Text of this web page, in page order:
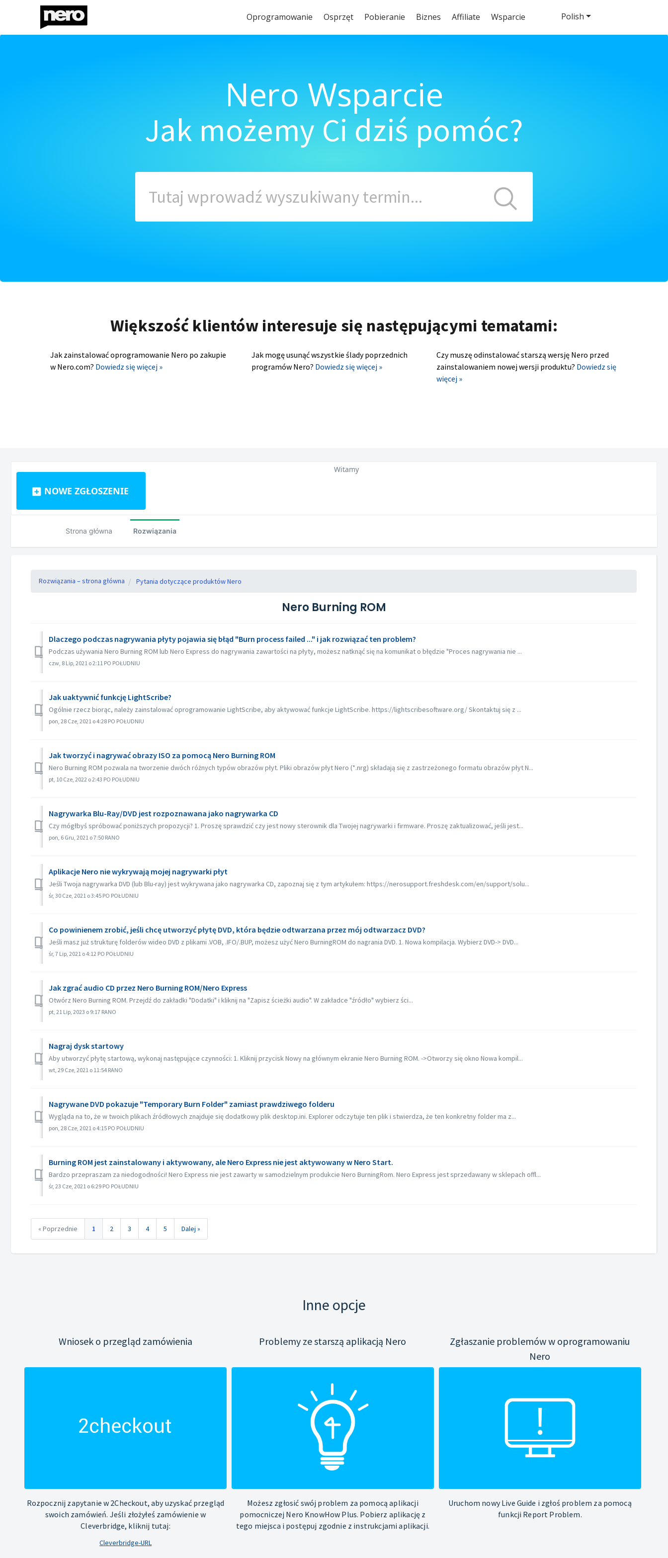
Oprogramowanie Osprzęt Pobieranie Biznes Affiliate Wsparcie
Nero Wsparcie
Jak możemy Ci dziś pomóc?
Większość klientów interesuje się następującymi tematami:
Jak zainstalować oprogramowanie Nero po zakupie
w Nero.com? Dowiedz się więcej »
Jak mogę usunąć wszystkie ślady poprzednich
programów Nero? Dowiedz się więcej »
Czy muszę odinstalować starszą wersję Nero przed
zainstalowaniem nowej wersji produktu? Dowiedz się
więcej »
NOWE ZGŁOSZENIE
Polish
Witamy
Strona główna Rozwiązania
Rozwiązania – strona główna Pytania dotyczące produktów Nero
Nero Burning ROM
Dlaczego podczas nagrywania płyty pojawia się błąd "Burn process failed ..." i jak rozwiązać ten problem?
Podczas używania Nero Burning ROM lub Nero Express do nagrywania zawartości na płyty, możesz natknąć się na komunikat o błędzie "Proces nagrywania nie ...
czw, 8 Lip, 2021 o 2:11 PO POŁUDNIU
Jak uaktywnić funkcję LightScribe?
Ogólnie rzecz biorąc, należy zainstalować oprogramowanie LightScribe, aby aktywować funkcje LightScribe. https://lightscribesoftware.org/ Skontaktuj się z ...
pon, 28 Cze, 2021 o 4:28 PO POŁUDNIU
Jak tworzyć i nagrywać obrazy ISO za pomocą Nero Burning ROM
Nero Burning ROM pozwala na tworzenie dwóch różnych typów obrazów płyt. Pliki obrazów płyt Nero (*.nrg) składają się z zastrzeżonego formatu obrazów płyt N...
pt, 10 Cze, 2022 o 2:43 PO POŁUDNIU
Nagrywarka Blu-Ray/DVD jest rozpoznawana jako nagrywarka CD
Czy mógłbyś spróbować poniższych propozycji? 1. Proszę sprawdzić czy jest nowy sterownik dla Twojej nagrywarki i firmware. Proszę zaktualizować, jeśli jest...
pon, 6 Gru, 2021 o 7:50 RANO
Aplikacje Nero nie wykrywają mojej nagrywarki płyt
Jeśli Twoja nagrywarka DVD (lub Blu-ray) jest wykrywana jako nagrywarka CD, zapoznaj się z tym artykułem: https://nerosupport.freshdesk.com/en/support/solu...
śr, 30 Cze, 2021 o 3:45 PO POŁUDNIU
Co powinienem zrobić, jeśli chcę utworzyć płytę DVD, która będzie odtwarzana przez mój odtwarzacz DVD?
Jeśli masz już strukturę folderów wideo DVD z plikami .VOB, .IFO/.BUP, możesz użyć Nero BurningROM do nagrania DVD. 1. Nowa kompilacja. Wybierz DVD-> DVD...
śr, 7 Lip, 2021 o 4:12 PO POŁUDNIU
Jak zgrać audio CD przez Nero Burning ROM/Nero Express
Otwórz Nero Burning ROM. Przejdź do zakładki "Dodatki" i kliknij na "Zapisz ścieżki audio". W zakładce "źródło" wybierz ści...
pt, 21 Lip, 2023 o 9:17 RANO
Nagraj dysk startowy
Aby utworzyć płytę startową, wykonaj następujące czynności: 1. Kliknij przycisk Nowy na głównym ekranie Nero Burning ROM. ->Otworzy się okno Nowa kompil...
wt, 29 Cze, 2021 o 11:54 RANO
Nagrywane DVD pokazuje "Temporary Burn Folder" zamiast prawdziwego folderu
Wygląda na to, że w twoich plikach źródłowych znajduje się dodatkowy plik desktop.ini. Explorer odczytuje ten plik i stwierdza, że ten konkretny folder ma z...
pon, 28 Cze, 2021 o 4:15 PO POŁUDNIU
Burning ROM jest zainstalowany i aktywowany, ale Nero Express nie jest aktywowany w Nero Start.
Bardzo przepraszam za niedogodności! Nero Express nie jest zawarty w samodzielnym produkcie Nero BurningRom. Nero Express jest sprzedawany w sklepach offl...
śr, 23 Cze, 2021 o 6:29 PO POŁUDNIU
« Poprzednie 1 2 3 4 5 Dalej »
Inne opcje
Wniosek o przegląd zamówienia
Rozpocznij zapytanie w 2Checkout, aby uzyskać przegląd
swoich zamówień. Jeśli złożyłeś zamówienie w
Cleverbridge, kliknij tutaj:
Cleverbridge-URL
Problemy ze starszą aplikacją Nero
Możesz zgłosić swój problem za pomocą aplikacji
pomocniczej Nero KnowHow Plus. Pobierz aplikację z
tego miejsca i postępuj zgodnie z instrukcjami aplikacji.
Zgłaszanie problemów w oprogramowaniu
Nero
Uruchom nowy Live Guide i zgłoś problem za pomocą
funkcji Report Problem.